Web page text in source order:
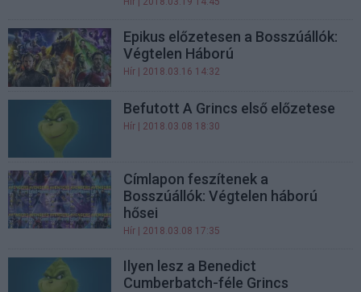
Epikus előzetesen a Bosszúállók:
Végtelen Háború
Hír | 2018.03.16 14:32
Befutott A Grincs első előzetese
Hír | 2018.03.08 18:30
Címlapon feszítenek a
Bosszúállók: Végtelen háború
hősei
Hír | 2018.03.08 17:35
Ilyen lesz a Benedict
Cumberbatch-féle Grincs